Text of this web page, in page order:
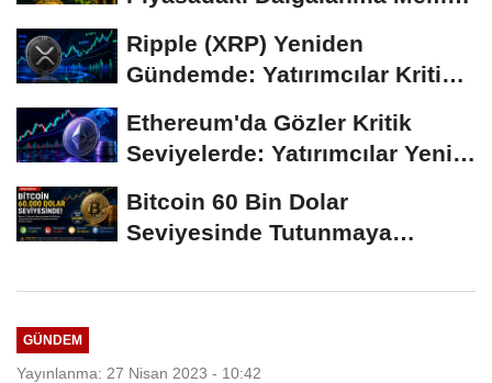
Ripple (XRP) Yeniden
Gündemde: Yatırımcılar Kritik
Ethereum'da Gözler Kritik
Seviyelerde: Yatırımcılar Yeni
Bitcoin 60 Bin Dolar
Seviyesinde Tutunmaya
GÜNDEM
Yayınlanma: 27 Nisan 2023 - 10:42